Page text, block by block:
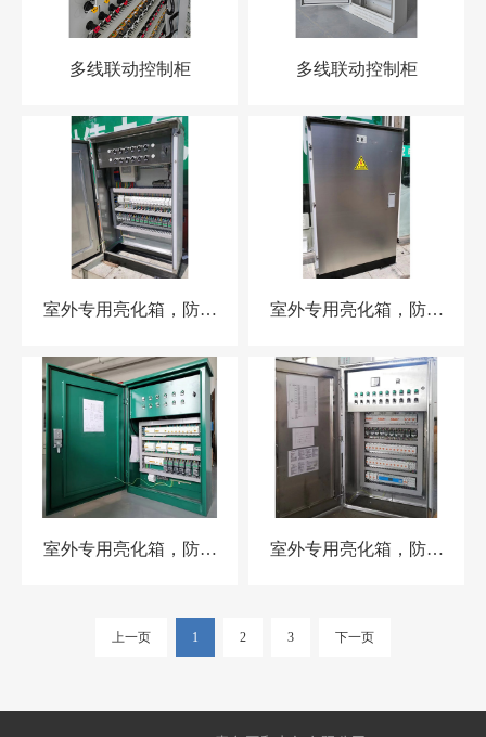
多线联动控制柜 多线联动控制柜
室外专用亮化箱，防雨
室外专用亮化箱，防雨
室外专用亮化箱，防雨
室外专用亮化箱，防雨
上一页 1 2 3 下一页